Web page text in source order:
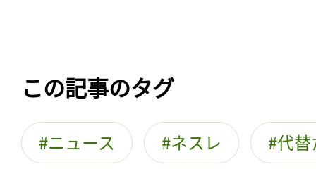
この記事のタグ
ニュース ネスレ 代